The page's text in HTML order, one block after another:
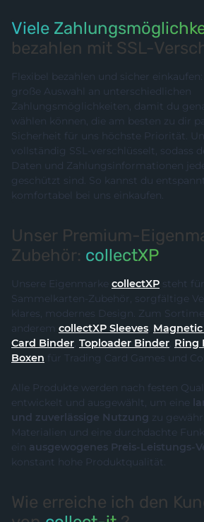
Viele
bezahlen mit SSL-
Flexibel bezahlen und sicher
große Auswahl an unterschiedlichen
Zahlungsmöglichkeiten, damit du genau die Methode
wählen können, die am besten zu dir
Sicherheit für uns höchste Priorität. Unsere Website ist
vollständig SSL-verschlüsselt, sodass
Daten und Zahlungsinformationen jederzeit zuverlässig
geschützt sind. So kannst du
komfortabel bei uns einkaufen.
Unser Premium-
Zubehör: collectXP
Unsere Eigenmarke collectXP steht
Sammelkarten-Zubehör, sorgfältige
klares, modernes Design. Zum
anderem collectXP Sleeves,
Card Binder, Toploader Binder, Ring
Boxen für Trading Card Games und
Alle Produkte werden nach festen
entwickelt und ausgewählt, um eine
und zuverlässige Nutzung zu
Materialien und eine durchdachte
ein ausgewogenes Preis-Leistungs-
konstant hohe Produktqualität.
Wie erreiche ich den